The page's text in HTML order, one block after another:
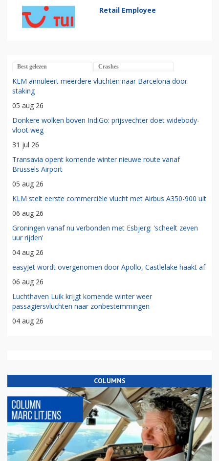
Retail Employee
Best gelezen Crashes
KLM annuleert meerdere vluchten naar Barcelona door
staking
05 aug 26
Donkere wolken boven IndiGo: prijsvechter doet widebody-
vloot weg
31 jul 26
Transavia opent komende winter nieuwe route vanaf
Brussels Airport
05 aug 26
KLM stelt eerste commerciële vlucht met Airbus A350-900 uit
06 aug 26
Groningen vanaf nu verbonden met Esbjerg: 'scheelt zeven
uur rijden'
04 aug 26
easyJet wordt overgenomen door Apollo, Castlelake haakt af
06 aug 26
Luchthaven Luik krijgt komende winter weer
passagiersvluchten naar zonbestemmingen
04 aug 26
COLUMNS